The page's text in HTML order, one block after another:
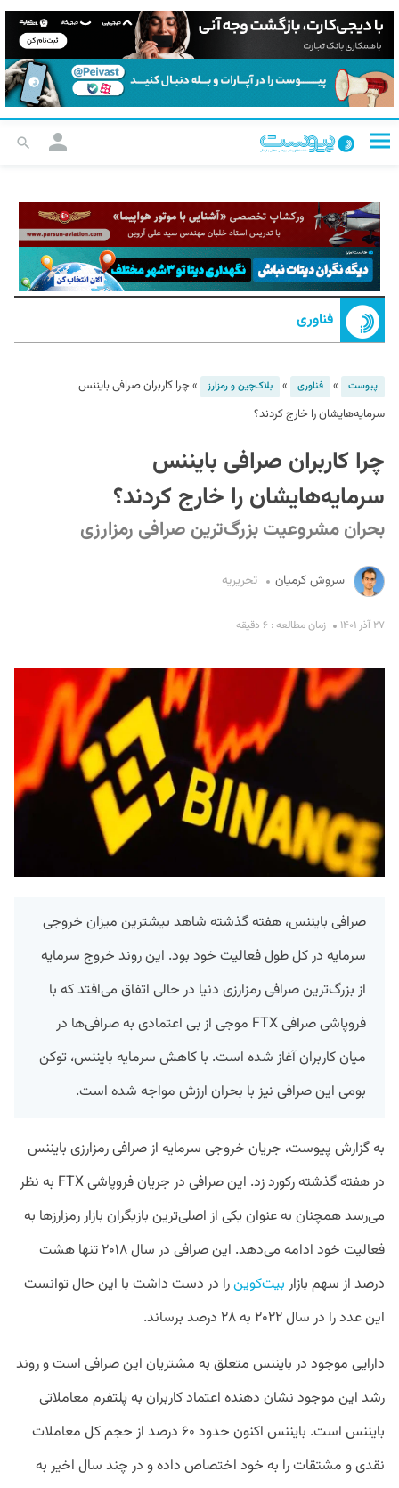
فناوری
پیوست » فناوری » بلاک‌چین و رمزارز » چرا کاربران صرافی بایننس
سرمایه‌هایشان را خارج کردند؟
چرا کاربران صرافی بایننس
سرمایه‌هایشان را خارج کردند؟
بحران مشروعیت بزرگ‌ترین صرافی رمزارزی
سروش کرمیان تحریریه
۲۷ آذر ۱۴۰۱ زمان مطالعه : ۶ دقیقه
صرافی بایننس، هفته گذشته شاهد بیشترین میزان خروجی
سرمایه در کل طول فعالیت خود بود. این روند خروج سرمایه
از بزرگ‌ترین صرافی رمزارزی دنیا در حالی اتفاق می‌افتد که با
فروپاشی صرافی FTX موجی از بی اعتمادی به صرافی‌ها در
میان کاربران آغاز شده است. با کاهش سرمایه بایننس، توکن
بومی این صرافی نیز با بحران ارزش مواجه شده است.
به گزارش پیوست، جریان خروجی سرمایه از صرافی رمزارزی بایننس
در هفته گذشته رکورد زد. این صرافی در جریان فروپاشی FTX به نظر
می‌رسد همچنان به عنوان یکی از اصلی‌ترین بازیگران بازار رمزارزها به
فعالیت خود ادامه می‌دهد. این صرافی در سال ۲۰۱۸ تنها هشت
درصد از سهم بازار بیت‌کوینرا در دست داشت با این حال توانست
این عدد را در سال ۲۰۲۲ به ۲۸ درصد برساند.
دارایی موجود در بایننس متعلق به مشتریان این صرافی است و روند
رشد این موجود نشان دهنده اعتماد کاربران به پلتفرم معاملاتی
بایننس است. بایننس اکنون حدود ۶۰ درصد از حجم کل معاملات
نقدی و مشتقات را به خود اختصاص داده و در چند سال اخیر به